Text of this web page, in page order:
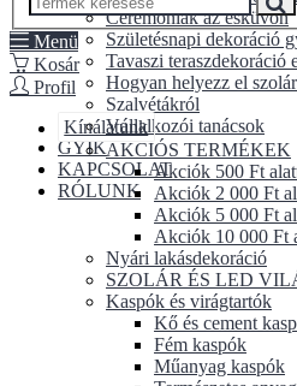
Ceremóniák az esküvőn
Születésnapi dekoráció
Tavaszi teraszdekoráció
Hogyan helyezz el
Szalvétákról
Vállalkozói tanácsok
GYIK
KAPCSOLAT
RÓLUNK
Menü
Kosár
Profil
Kínálatunk
AKCIÓS TERMÉKEK
Akciók 500 Ft
Akciók 2 000 Ft
Akciók 5 000 Ft
Akciók 10 000 Ft
Nyári lakásdekoráció
SZOLÁR ÉS LED
Kaspók és virágtartók
Kő és cement
Fém kaspók
Műanyag kaspók